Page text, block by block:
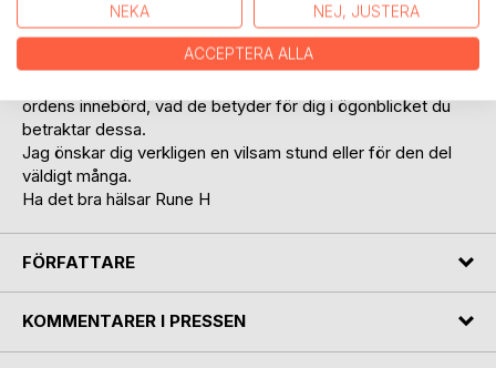
innehåller etthundra reflektioner och tankar runt hur det
egentligen kan vara, ibland har vi svårt att se detta, ibland
ordens innebörd, vad de betyder för dig i ögonblicket du
betraktar dessa.
Jag önskar dig verkligen en vilsam stund eller för den del
väldigt många.
Ha det bra hälsar Rune H
FÖRFATTARE
KOMMENTARER I PRESSEN
NEKA NEJ, JUSTERA
ACCEPTERA ALLA